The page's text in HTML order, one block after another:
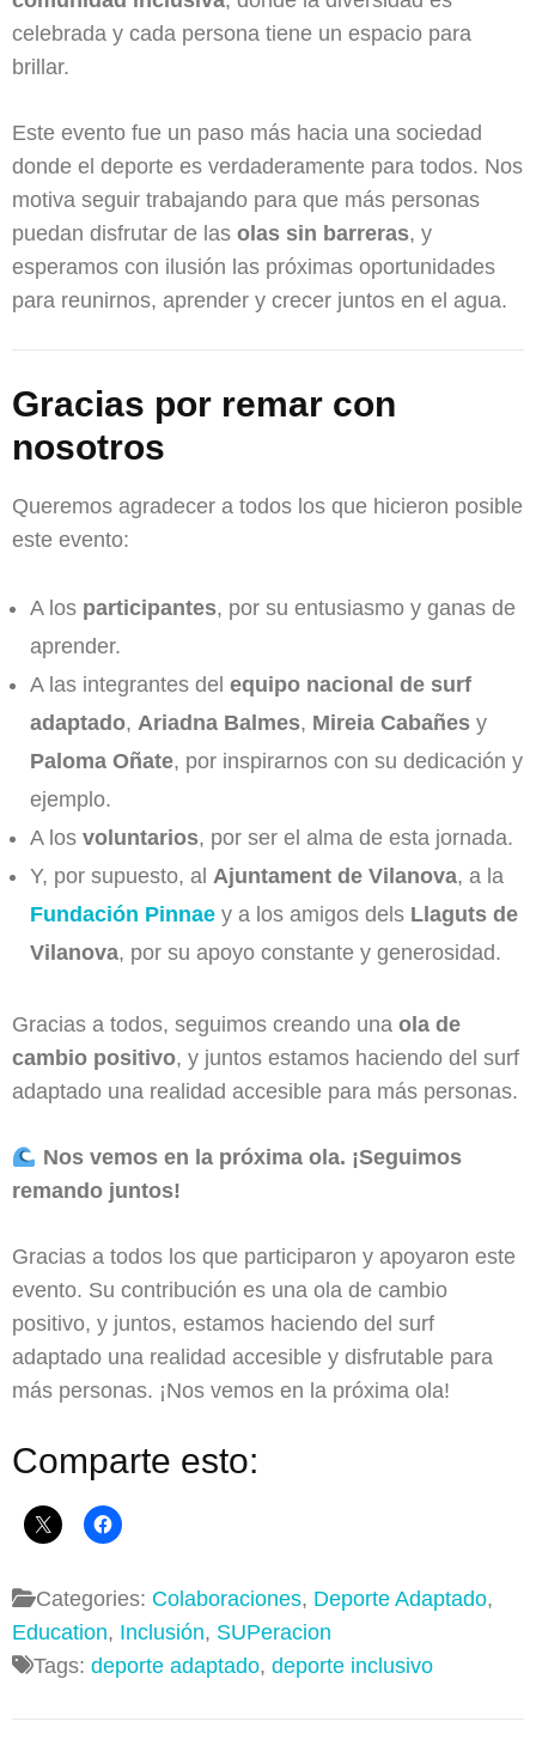
celebrada y cada persona tiene un espacio para
brillar.
Este evento fue un paso más hacia una sociedad
donde el deporte es verdaderamente para todos. Nos
motiva seguir trabajando para que más personas
puedan disfrutar de las olas sin barreras, y
esperamos con ilusión las próximas oportunidades
para reunirnos, aprender y crecer juntos en el agua.
Gracias por remar con
nosotros
Queremos agradecer a todos los que hicieron posible
este evento:
A los participantes, por su entusiasmo y ganas de
aprender.
A las integrantes del equipo nacional de surf
adaptado, Ariadna Balmes, Mireia Cabañes y
Paloma Oñate, por inspirarnos con su dedicación y
ejemplo.
A los voluntarios, por ser el alma de esta jornada.
Y, por supuesto, al Ajuntament de Vilanova, a la
Fundación Pinnae y a los amigos dels Llaguts de
Vilanova, por su apoyo constante y generosidad.
Gracias a todos, seguimos creando una ola de
cambio positivo, y juntos estamos haciendo del surf
adaptado una realidad accesible para más personas.
Nos vemos en la próxima ola. ¡Seguimos
remando juntos!
Gracias a todos los que participaron y apoyaron este
evento. Su contribución es una ola de cambio
positivo, y juntos, estamos haciendo del surf
adaptado una realidad accesible y disfrutable para
más personas. ¡Nos vemos en la próxima ola!
Comparte esto:
Categories: Colaboraciones, Deporte Adaptado,
Education, Inclusión, SUPeracion
Tags: deporte adaptado, deporte inclusivo